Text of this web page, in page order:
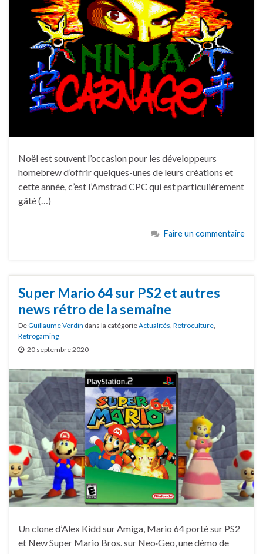
Noël est souvent l’occasion pour les développeurs
homebrew d’offrir quelques-unes de leurs créations et
cette année, c’est l’Amstrad CPC qui est particulièrement
gâté (…)
Faire un commentaire
Super Mario 64 sur PS2 et autres
news rétro de la semaine
DeGuillaume Verdin dans la catégorieActualités, Retroculture,
Retrogaming
20 septembre 2020
Un clone d’Alex Kidd sur Amiga, Mario 64 porté sur PS2
et New Super Mario Bros. sur Neo·Geo, une démo de